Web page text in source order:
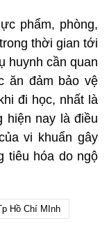
phẩm, phòng,
thời gian tới
huynh cần quan
ăn đảm bảo vệ
đi học, nhất là
hiện nay là điều
vi khuẩn gây
tiêu hóa do ngộ
Hồ Chí MInh